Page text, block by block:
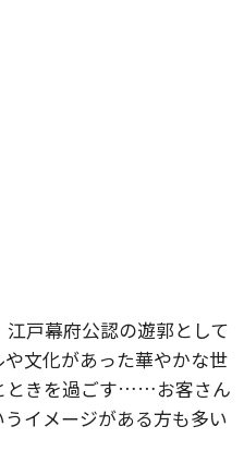
戸幕府公認の遊郭として
文化があった華やかな世
ときを過ごす……お客さん
イメージがある方も多い